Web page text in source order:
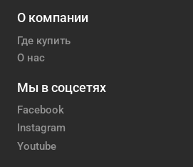
О компании
Где купить
О нас
Мы в соцсетях
Facebook
Instagram
Youtube